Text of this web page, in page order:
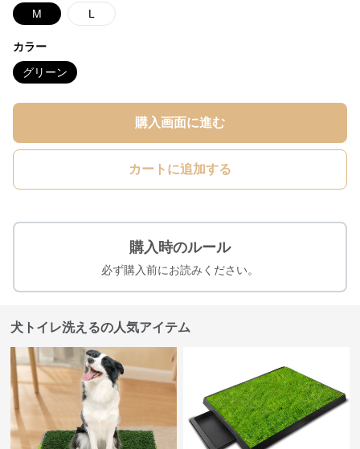
M L
カラー
グリーン
購入画面に進む
カートに追加する
購入時のルール
必ず購入前にお読みください。
犬トイレ洗えるの人気アイテム